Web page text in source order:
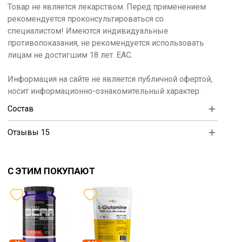
Товар не является лекарством. Перед применением
рекомендуется проконсультироваться со
специалистом! Имеются индивидуальные
противопоказания, не рекомендуется использовать
лицам не достигшим 18 лет. ЕАС.
Информация на сайте не является публичной офертой,
носит информационно-ознакомительный характер.
Состав
Отзывы 15
С ЭТИМ ПОКУПАЮТ